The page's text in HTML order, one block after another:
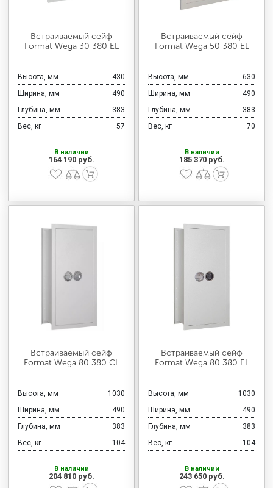
Встраиваемый сейф
Format Wega 30 380 EL
Высота, мм
430
Ширина, мм
490
Глубина, мм
383
Вес, кг
57
В наличии
164 190 руб.
Встраиваемый сейф
Format Wega 50 380 EL
Высота, мм
630
Ширина, мм
490
Глубина, мм
383
Вес, кг
70
В наличии
185 370 руб.
Встраиваемый сейф
Format Wega 80 380 CL
Высота, мм
1030
Ширина, мм
490
Глубина, мм
383
Вес, кг
104
В наличии
204 810 руб.
Встраиваемый сейф
Format Wega 80 380 EL
Высота, мм
1030
Ширина, мм
490
Глубина, мм
383
Вес, кг
104
В наличии
243 650 руб.